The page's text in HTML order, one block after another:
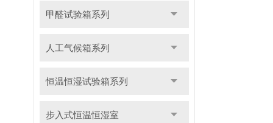
甲醛试验箱系列
人工气候箱系列
恒温恒湿试验箱系列
步入式恒温恒湿室